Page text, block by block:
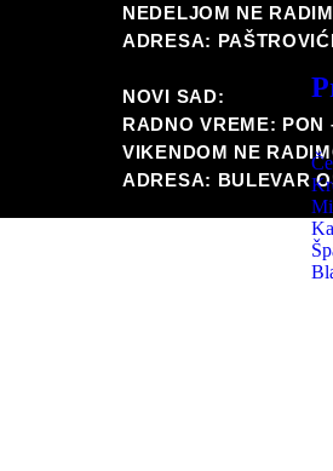
NEDELJOM NE
ADRESA:
NOVI SAD:
RADNO VREME: PON
VIKENDOM NE
ADRESA: BULEVAR